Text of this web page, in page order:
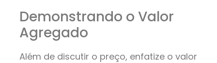
Demonstrando o Valor
Agregado
Além de discutir o preço, enfatize o valor